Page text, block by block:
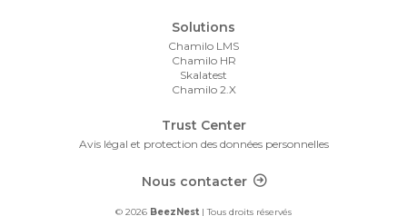
Solutions
Chamilo LMS
Chamilo HR
Skalatest
Chamilo 2.X
Trust Center
Avis légal et protection des données personnelles
Footer ContactNous contacter
© 2026 BeezNest | Tous droits réservés